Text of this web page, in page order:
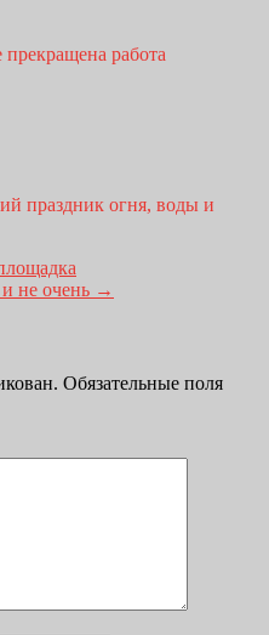
работа
праздник огня, воды и
не очень →
Обязательные поля